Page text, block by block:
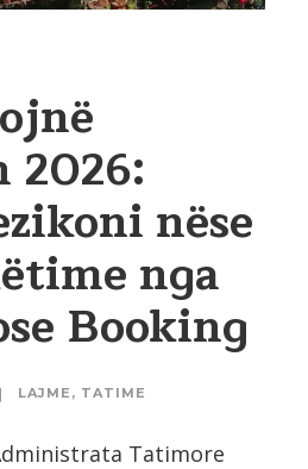
nëse
nga
Booking
LAJME , TATIME
Tatimore